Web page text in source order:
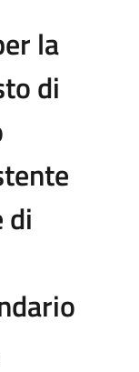
la
di
di